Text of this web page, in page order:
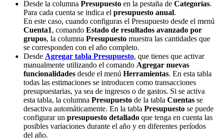
Desde la columna Presupuesto en la pestaña de Categorías.
Para cada cuenta se indica el presupuesto anual.
En este caso, cuando configuras el Presupuesto desde el menú
Cuenta1, comando Estado de resultados avanzado por
grupos, la columna Presupuesto muestra las cantidades que
se corresponden con el año completo.
Desde Agregar tabla Presupuesto, que tienes que activar
manualmente utilizando el comando Agregar nuevas
funcionalidades desde el menú Herramientas. En esta tabla
todas las estimaciones se introducen como transacciones
presupuestarias, ya sea de ingresos o de gastos. Si se activa
esta tabla, la columna Presupuesto de la tabla Cuentas se
desactiva automáticamente. En la tabla Presupuesto se puede
configurar un presupuesto detallado que tenga en cuenta las
posibles variaciones durante el año y en diferentes períodos
del año.